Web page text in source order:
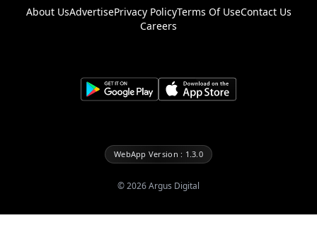
About UsAdvertisePrivacy PolicyTerms Of UseContact Us
Careers
WebApp Version : 1.3.0
©2026Argus Digital